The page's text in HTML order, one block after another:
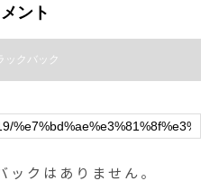
で居酒屋で出るようなビール
現できます。.ただいま大人気
口おつまみ一杯の珍極シリー
ルサーバーをどうぞお見逃し
#greenhouse #おうち時間#st
ント
ックバック
ックはありません。